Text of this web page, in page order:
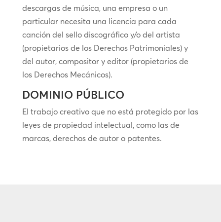
descargas de música, una empresa o un
particular necesita una licencia para cada
canción del sello discográfico y/o del artista
(propietarios de los Derechos Patrimoniales) y
del autor, compositor y editor (propietarios de
los Derechos Mecánicos).
DOMINIO PÚBLICO
El trabajo creativo que no está protegido por las
leyes de propiedad intelectual, como las de
marcas, derechos de autor o patentes.